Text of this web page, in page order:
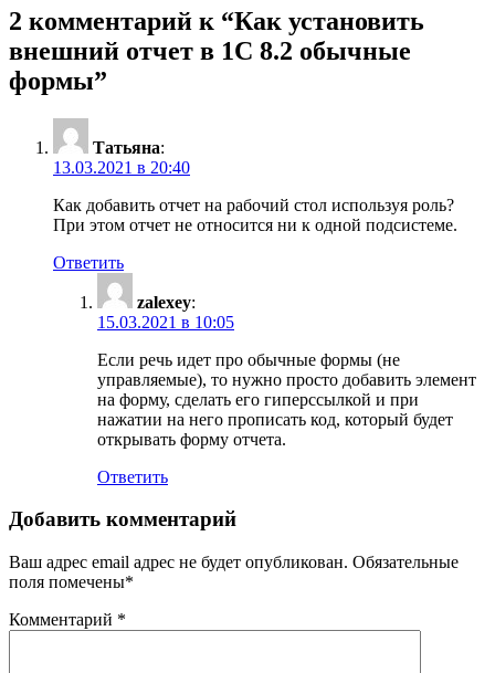
2 комментарий к “Как установить
внешний отчет в 1С 8.2 обычные
формы”
Татьяна:
13.03.2021 в 20:40
Как добавить отчет на рабочий стол используя роль?
При этом отчет не относится ни к одной подсистеме.
Ответить
zalexey:
15.03.2021 в 10:05
Если речь идет про обычные формы (не
управляемые), то нужно просто добавить элемент
на форму, сделать его гиперссылкой и при
нажатии на него прописать код, который будет
открывать форму отчета.
Ответить
Добавить комментарий
Ваш адрес email адрес не будет опубликован. Обязательные
поля помечены*
Комментарий *